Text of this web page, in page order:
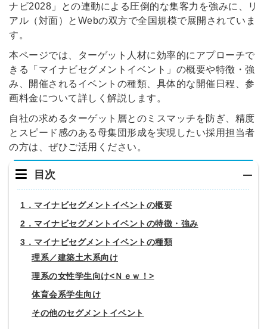
ナビ2028」との連動による圧倒的な集客力を強みに、リ
アル（対面）とWebの双方で全国規模で展開されていま
す。
本ページでは、ターゲット人材に効率的にアプローチで
きる「マイナビセグメントイベント」の概要や特徴・強
み、開催されるイベントの種類、具体的な開催日程、参
画料金について詳しく解説します。
自社の求めるターゲット層とのミスマッチを防ぎ、精度
とスピード感のある母集団形成を実現したい採用担当者
の方は、ぜひご活用ください。
目次
1．マイナビセグメントイベントの概要
2．マイナビセグメントイベントの特徴・強み
3．マイナビセグメントイベントの種類
理系／建築土木系向け
理系の女性学生向け<Ｎｅｗ！>
体育会系学生向け
その他のセグメントイベント